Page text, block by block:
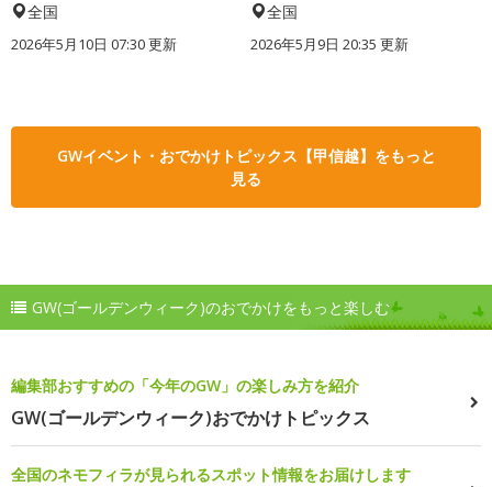
全国
2026年5月10日 07:30 更新
全国
2026年5月9日 20:35 更新
GWイベント・おでかけトピックス【甲信越】をもっと
見る
GW(ゴールデンウィーク)のおでかけをもっと楽しむ
編集部おすすめの「今年のGW」の楽しみ方を紹介
GW(ゴールデンウィーク)おでかけトピックス
全国のネモフィラが見られるスポット情報をお届けします